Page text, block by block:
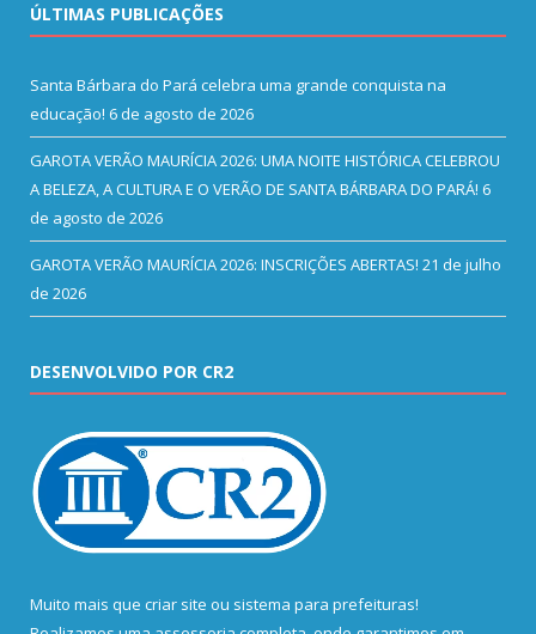
ÚLTIMAS PUBLICAÇÕES
Santa Bárbara do Pará celebra uma grande conquista na
educação! 6 de agosto de 2026
GAROTA VERÃO MAURÍCIA 2026: UMA NOITE HISTÓRICA CELEBROU
A BELEZA, A CULTURA E O VERÃO DE SANTA BÁRBARA DO PARÁ! 6
de agosto de 2026
GAROTA VERÃO MAURÍCIA 2026: INSCRIÇÕES ABERTAS! 21 de julho
de 2026
DESENVOLVIDO POR CR2
Muito mais que criar site ou sistema para prefeituras!